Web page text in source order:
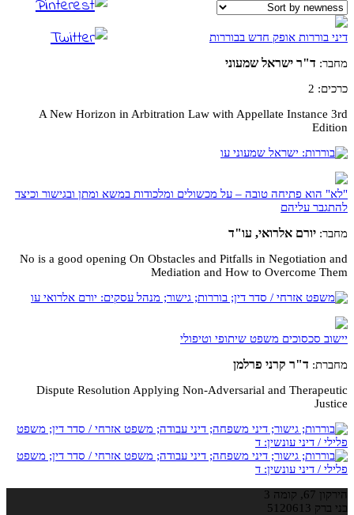
דיני בוררות אופק חדש בבוררות
מחבר: ד"ר ישראל שמעוני
כרכים: 2
A New Horizon in Arbitration Law with Appellate Instance 3rd
Edition
"לא" הוא פתיחה טובה – על מכשולים ומלכודות במשא ומתן ובגישור וכיצד
להתגבר עליהם
מחבר: יורם אלרואי, עו"ד
No is a good opening On Obstacles and Pitfalls in Negotiation and
Mediation and How to Overcome Them
יישוב סכסוכים משפט שיתופי וטיפולי
מחברת: ד"ר קרני פרלמן
Dispute Resolution Applying Non-Adversarial and Therapeutic
Justice
הירקון 67, קומה 3
בני ברק 5120613